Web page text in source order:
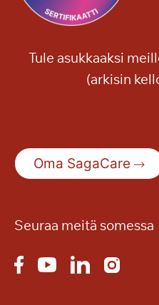
Tule asukkaaksi
(arkisin
Oma SagaCare
Seuraa meitä somessa